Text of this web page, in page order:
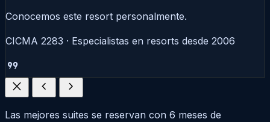
Conocemos este resort personalmente.
CICMA 2283 · Especialistas en resorts desde 2006
format_quote
close
chevron_left chevron_right
Las mejores suites se reservan con 6 meses de